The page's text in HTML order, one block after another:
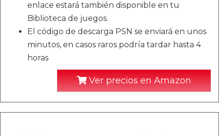
enlace estará también disponible en tu
Biblioteca de juegos.
El código de descarga PSN se enviará en unos
minutos, en casos raros podría tardar hasta 4
horas
Ver precios en Amazon